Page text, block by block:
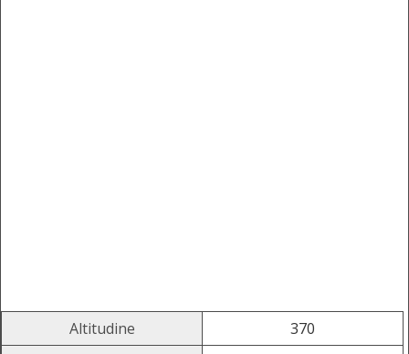
Altitudine
370